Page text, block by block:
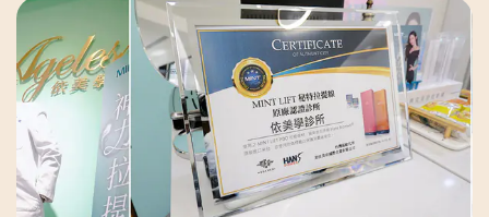
場上跑一下就有滲漏的情形><我一開始以為是自己
太誇張，結果上網查才發現...每四位35歲以上女性，
就有一位有漏尿問題！生過小孩更容易發生！現在除
了姨媽來，平常也要墊護墊，實在是太不方便了上網
查現在醫美技術很發達，也可以給予相關的治療但價
格差異很大，很多診所也沒有這項療程還是先從信任
的醫院、診所做諮詢，釐清療程、費用和風險之前我
有在琢月診所做過冷凍溶脂很喜歡他們的服務，不推